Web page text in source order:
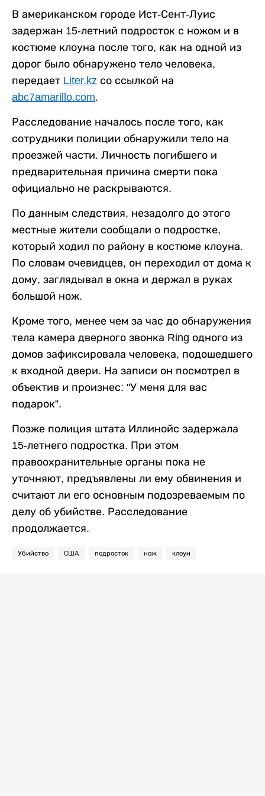
В американском городе Ист-Сент-Луис
задержан 15-летний подросток с ножом и в
костюме клоуна после того, как на одной из
дорог было обнаружено тело человека,
передает Liter.kz со ссылкой на
abc7amarillo.com.
Расследование началось после того, как
сотрудники полиции обнаружили тело на
проезжей части. Личность погибшего и
предварительная причина смерти пока
официально не раскрываются.
По данным следствия, незадолго до этого
местные жители сообщали о подростке,
который ходил по району в костюме клоуна.
По словам очевидцев, он переходил от дома к
дому, заглядывал в окна и держал в руках
большой нож.
Кроме того, менее чем за час до обнаружения
тела камера дверного звонка Ring одного из
домов зафиксировала человека, подошедшего
к входной двери. На записи он посмотрел в
объектив и произнес: "У меня для вас
подарок”.
Позже полиция штата Иллинойс задержала
15-летнего подростка. При этом
правоохранительные органы пока не
уточняют, предъявлены ли ему обвинения и
считают ли его основным подозреваемым по
делу об убийстве. Расследование
продолжается.
Убийство США подросток нож клоун